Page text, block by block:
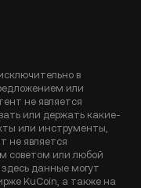
в
или
не является
или держать какие-
или инструменты,
не является
советом или любой
данные могут
KuCoin, а также на